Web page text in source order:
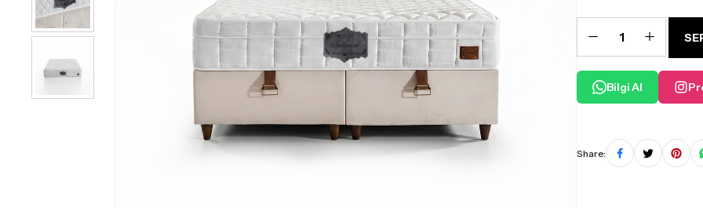
Saltanat
Seti
quantity
Bilgi Al
Share: